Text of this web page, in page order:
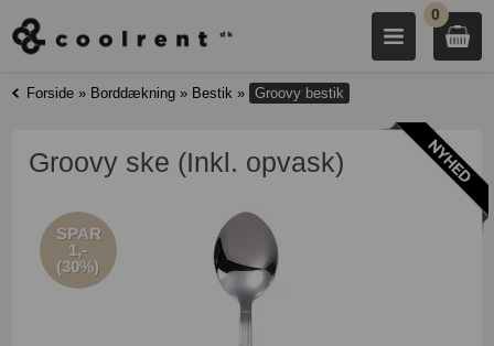
0
Forside » Borddækning » Bestik » Groovy bestik
Groovy ske (Inkl. opvask)
SPAR
1,-
(30%)